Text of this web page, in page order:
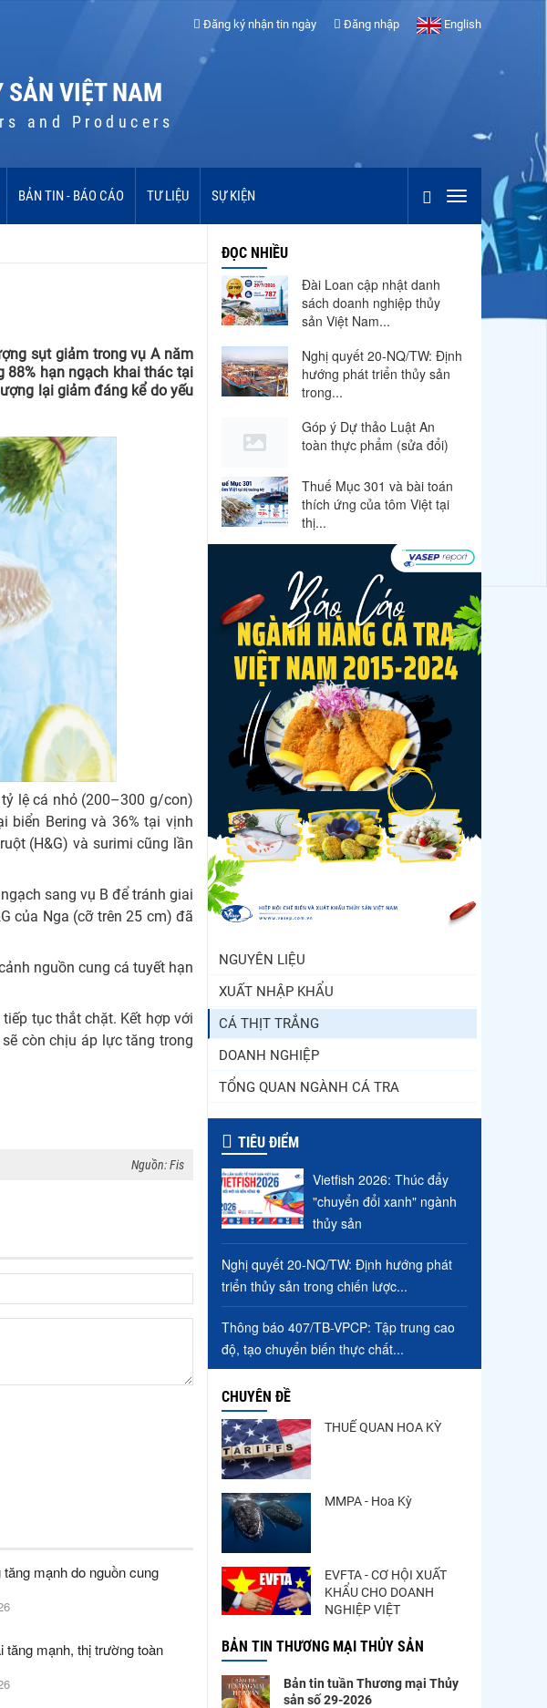
Đăng ký nhận tin ngày Đăng nhập English
SẢN VIỆT NAM
and Producers
BẢN TIN - BÁO CÁO TƯ LIỆU SỰ KIỆN
sụt giảm trong vụ A năm
88% hạn ngạch khai thác tại
lại giảm đáng kể do yếu
lệ cá nhỏ (200–300 g/con)
biển Bering và 36% tại vịnh
(H&G) và surimi cũng lần
sang vụ B để tránh giai
của Nga (cỡ trên 25 cm) đã
nguồn cung cá tuyết hạn
tục thắt chặt. Kết hợp với
còn chịu áp lực tăng trong
Nguồn: Fis
mạnh do nguồn cung
tăng mạnh, thị trường toàn
ĐỌC NHIỀU
Đài Loan cập nhật danh
sách doanh nghiệp thủy
sản Việt Nam...
Nghị quyết 20-NQ/TW: Định
hướng phát triển thủy sản
trong...
Góp ý Dự thảo Luật An
toàn thực phẩm (sửa đổi)
Thuế Mục 301 và bài toán
thích ứng của tôm Việt tại
thị...
Xuất khẩu cá tra sang
CPTPP: Mở rộng cơ hội cho
hàng giá trị...
Xuất khẩu cá ngừ Việt Nam
sang Canada tăng nhẹ, áp
lực mới...
Góp ý dự thảo Thông tư
quy định việc cập nhật, truy
cập,...
Nguồn cung giảm, giá cá rô
phi Trung Quốc tiếp tục
tăng
Trung Quốc tăng mạnh
nhập khẩu mực, trong khi
Vietfish 2026 – Nơi hội tụ
NGUYÊN LIỆU
XUẤT NHẬP KHẨU
CÁ THỊT TRẮNG
DOANH NGHIỆP
TỔNG QUAN NGÀNH CÁ TRA
TIÊU ĐIỂM
Vietfish 2026: Thúc đẩy
"chuyển đổi xanh" ngành
thủy sản
Nghị quyết 20-NQ/TW: Định hướng phát
triển thủy sản trong chiến lược...
Thông báo 407/TB-VPCP: Tập trung cao
độ, tạo chuyển biến thực chất...
CHUYÊN ĐỀ
THUẾ QUAN HOA KỲ
MMPA - Hoa Kỳ
EVFTA - CƠ HỘI XUẤT
KHẨU CHO DOANH
NGHIỆP VIỆT
BẢN TIN THƯƠNG MẠI THỦY SẢN
Bản tin tuần Thương mại Thủy
sản số 29-2026